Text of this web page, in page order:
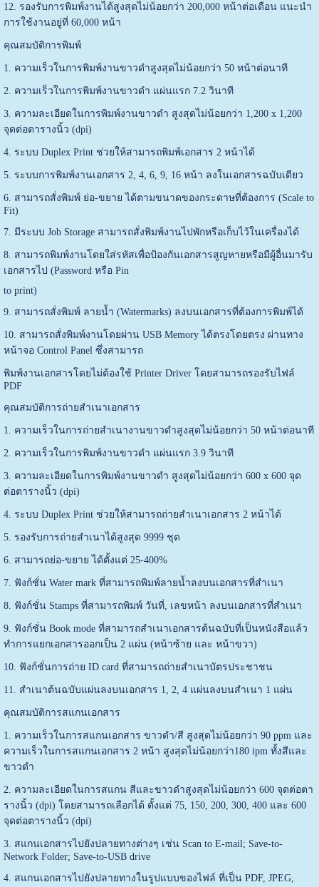
12. รองรับการพิมพ์งานได้สูงสุดไม่น้อยกว่า 200,000 หน้าต่อเดือน แนะนำ
การใช้งานอยู่ที่ 60,000 หน้า
คุณสมบัติการพิมพ์
1. ความเร็วในการพิมพ์งานขาวดำสูงสุดไม่น้อยกว่า 50 หน้าต่อนาที
2. ความเร็วในการพิมพ์งานขาวดำ แผ่นแรก 7.2 วินาที
3. ความละเอียดในการพิมพ์งานขาวดำ สูงสุดไม่น้อยกว่า 1,200 x 1,200
จุดต่อตารางนิ้ว (dpi)
4. ระบบ Duplex Print ช่วยให้สามารถพิมพ์เอกสาร 2 หน้าได้
5. ระบบการพิมพ์งานเอกสาร 2, 4, 6, 9, 16 หน้า ลงในเอกสารฉบับเดียว
6. สามารถสั่งพิมพ์ ย่อ-ขยาย ได้ตามขนาดของกระดาษที่ต้องการ (Scale to
Fit)
7. มีระบบ Job Storage สามารถสั่งพิมพ์งานไปพักหรือเก็บไว้ในเครื่องได้
8. สามารถพิมพ์งานโดยใส่รหัสเพื่อป้องกันเอกสารสูญหายหรือมีผู้อื่นมารับ
เอกสารไป (Password หรือ Pin
to print)
9. สามารถสั่งพิมพ์ ลายน้ำ (Watermarks) ลงบนเอกสารที่ต้องการพิมพ์ได้
10. สามารถสั่งพิมพ์งานโดยผ่าน USB Memory ได้ตรงโดยตรง ผ่านทาง
หน้าจอ Control Panel ซึ่งสามารถ
พิมพ์งานเอกสารโดยไม่ต้องใช้ Printer Driver โดยสามารถรองรับไฟล์
PDF
คุณสมบัติการถ่ายสำเนาเอกสาร
1. ความเร็วในการถ่ายสำเนางานขาวดำสูงสุดไม่น้อยกว่า 50 หน้าต่อนาที
2. ความเร็วในการพิมพ์งานขาวดำ แผ่นแรก 3.9 วินาที
3. ความละเอียดในการพิมพ์งานขาวดำ สูงสุดไม่น้อยกว่า 600 x 600 จุด
ต่อตารางนิ้ว (dpi)
4. ระบบ Duplex Print ช่วยให้สามารถถ่ายสำเนาเอกสาร 2 หน้าได้
5. รองรับการถ่ายสำเนาได้สูงสุด 9999 ชุด
6. สามารถย่อ-ขยาย ได้ตั้งแต่ 25-400%
7. ฟังก์ชั่น Water mark ที่สามารถพิมพ์ลายน้ำลงบนเอกสารที่สำเนา
8. ฟังก์ชั่น Stamps ที่สามารถพิมพ์ วันที่, เลขหน้า ลงบนเอกสารที่สำเนา
9. ฟังก์ชั่น Book mode ที่สามารถสำเนาเอกสารต้นฉบับที่เป็นหนังสือแล้ว
ทำการแยกเอกสารออกเป็น 2 แผ่น (หน้าซ้าย และ หน้าขวา)
10. ฟังก์ชั่นการถ่าย ID card ที่สามารถถ่ายสำเนาบัตรประชาชน
11. สำเนาต้นฉบับแผ่นลงบนเอกสาร 1, 2, 4 แผ่นลงบนสำเนา 1 แผ่น
คุณสมบัติการสแกนเอกสาร
1. ความเร็วในการสแกนเอกสาร ขาวดำ/สี สูงสุดไม่น้อยกว่า 90 ppm และ
ความเร็วในการสแกนเอกสาร 2 หน้า สูงสุดไม่น้อยกว่า180 ipm ทั้งสีและ
ขาวดำ
2. ความละเอียดในการสแกน สีและขาวดำสูงสุดไม่น้อยกว่า 600 จุดต่อตา
รางนิ้ว (dpi) โดยสามารถเลือกได้ ตั้งแต่ 75, 150, 200, 300, 400 และ 600
จุดต่อตารางนิ้ว (dpi)
3. สแกนเอกสารไปยังปลายทางต่างๆ เช่น Scan to E-mail; Save-to-
Network Folder; Save-to-USB drive
4. สแกนเอกสารไปยังปลายทางในรูปแบบของไฟล์ ที่เป็น PDF, JPEG,